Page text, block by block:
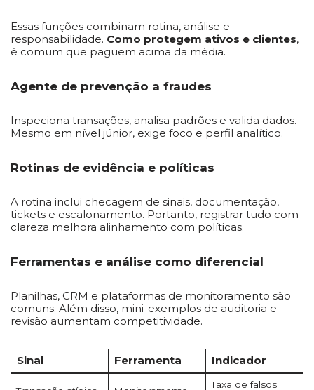
Essas funções combinam rotina, análise e
responsabilidade. Como protegem ativos e clientes,
é comum que paguem acima da média.
Agente de prevenção a fraudes
Inspeciona transações, analisa padrões e valida dados.
Mesmo em nível júnior, exige foco e perfil analítico.
Rotinas de evidência e políticas
A rotina inclui checagem de sinais, documentação,
tickets e escalonamento. Portanto, registrar tudo com
clareza melhora alinhamento com políticas.
Ferramentas e análise como diferencial
Planilhas, CRM e plataformas de monitoramento são
comuns. Além disso, mini-exemplos de auditoria e
revisão aumentam competitividade.
Sinal Ferramenta Indicador
Taxa de falsos